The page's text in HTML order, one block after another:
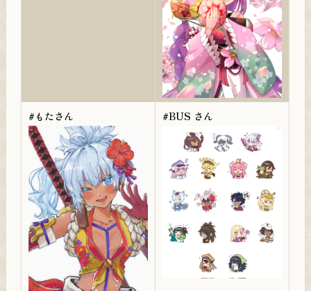
#もたさん #BUS ️さん